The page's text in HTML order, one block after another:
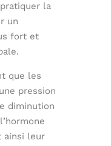
la
un
fort et
que les
pression
diminution
ainsi leur